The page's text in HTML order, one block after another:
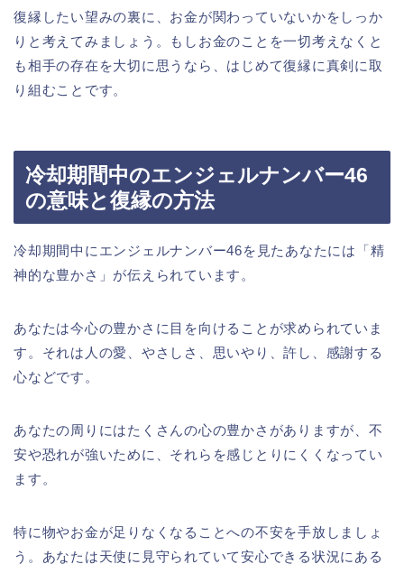
復縁したい望みの裏に、お金が関わっていないかをしっか
りと考えてみましょう。もしお金のことを一切考えなくと
も相手の存在を大切に思うなら、はじめて復縁に真剣に取
り組むことです。
冷却期間中のエンジェルナンバー46
の意味と復縁の方法
冷却期間中にエンジェルナンバー46を見たあなたには「精
神的な豊かさ」が伝えられています。
あなたは今心の豊かさに目を向けることが求められていま
す。それは人の愛、やさしさ、思いやり、許し、感謝する
心などです。
あなたの周りにはたくさんの心の豊かさがありますが、不
安や恐れが強いために、それらを感じとりにくくなってい
ます。
特に物やお金が足りなくなることへの不安を手放しましょ
う。あなたは天使に見守られていて安心できる状況にある